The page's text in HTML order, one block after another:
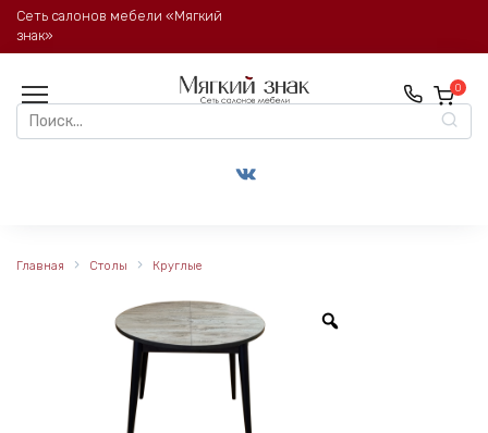
Перейти
содержанию
Сеть салонов мебели «Мягкий
знак»
Search
for:
0
Главная Столы Круглые